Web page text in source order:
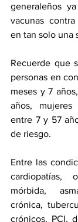
generaleños
vacunas
en tan solo una
Recuerde que
personas en
meses y 7
años, mujeres
entre 7 y 57
de riesgo.
Entre las
cardiopatías,
mórbida,
crónica,
crónicos, PCI,